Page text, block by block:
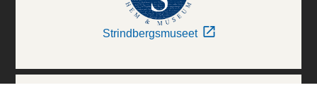
Strindbergsmuseet